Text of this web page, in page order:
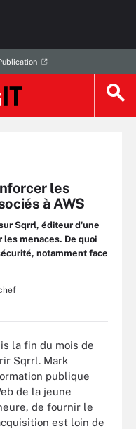
les
à AWS
Sqrrl, éditeur d'une
menaces. De quoi
notamment face
la fin du mois de
Sqrrl. Mark
publique
de la jeune
de fournir le
est loin de